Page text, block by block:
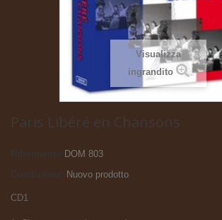
Visualizza
ingrandito
Paris Libéré en Chansons
Riferimento
DOM 803
Nuovo prodotto
CD1